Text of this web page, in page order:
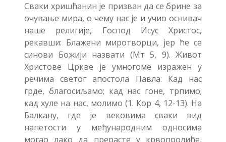
Сваки хришћанин је призван да се брине за
очување мира, о чему нас је и учио оснивач
наше религије, Господ Исус Христос,
рекавши: Блажени миротворци, јер ће се
синови Божији назвати (Мт 5, 9). Живот
Христове Цркве је умногоме изражен у
речима светог апостола Павла: Кад нас
грде, благосиљамо; кад нас гоне, трпимо;
кад хуле на нас, молимо (1. Кор 4, 12-13). На
Балкану, где је вековима сваки вид
напетости у међународним односима
могао лако да прерасте у крвопролиће,